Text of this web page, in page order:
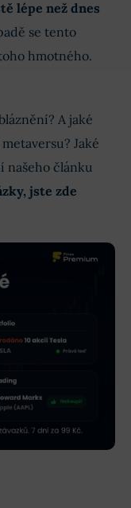
lépe než dnes
se tento
hmotného.
A jaké
Jaké
našeho článku
jste zde